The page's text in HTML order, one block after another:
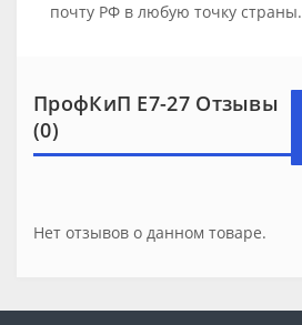
почту РФ в любую точку страны.
ПрофКиП Е7-27 Отзывы
(0)
Нет отзывов о данном товаре.